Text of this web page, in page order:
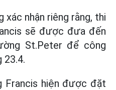
xác nhận riêng rằng, thi
sẽ được đưa đến
St.Peter để công
23.4.
Francis hiện được đặt